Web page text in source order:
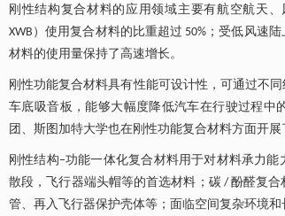
刚性结构复合材料的应用领域主要有航空航天
XWB）使用复合材料的比重超过 50%；受低风速
材料的使用量保持了高速增长。
刚性功能复合材料具有性能可设计性，可通过不
车底吸音板，能够大幅度降低汽车在行驶过程中
团、斯图加特大学也在刚性功能复合材料方面开展
刚性结构–功能一体化复合材料用于对材料承力
散段，飞行器端头帽等的首选材料；碳 / 酚醛复
管、再入飞行器保护壳体等；面临空间复杂环境